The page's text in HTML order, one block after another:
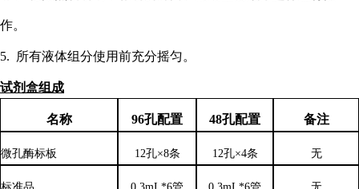
作。
5. 所有液体组分使用前充分摇匀。
试剂盒组成
名称 96孔配置 48孔配置 备注
微孔酶标板 12孔×8条 12孔×4条 无